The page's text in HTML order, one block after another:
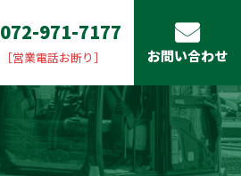
072-971-7177
［営業電話お断り］ お問い合わせ